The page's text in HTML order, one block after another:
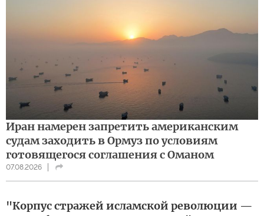
Иран намерен запретить американским
судам заходить в Ормуз по условиям
готовящегося соглашения с Оманом
07.08.2026
"Корпус стражей исламской революции —